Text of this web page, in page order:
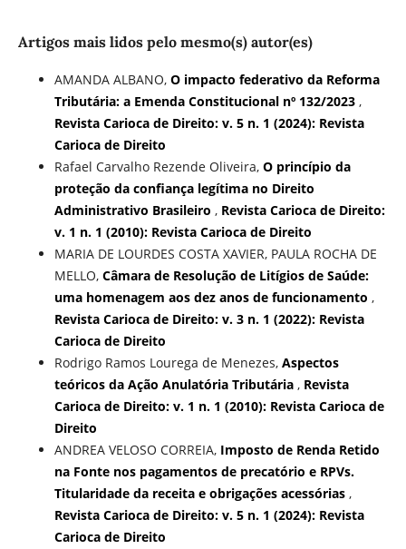
Artigos mais lidos pelo mesmo(s) autor(es)
AMANDA ALBANO, O impacto federativo da Reforma
Tributária: a Emenda Constitucional nº 132/2023 ,
Revista Carioca de Direito: v. 5 n. 1 (2024): Revista
Carioca de Direito
Rafael Carvalho Rezende Oliveira, O princípio da
proteção da confiança legítima no Direito
Administrativo Brasileiro , Revista Carioca de Direito:
v. 1 n. 1 (2010): Revista Carioca de Direito
MARIA DE LOURDES COSTA XAVIER, PAULA ROCHA DE
MELLO, Câmara de Resolução de Litígios de Saúde:
uma homenagem aos dez anos de funcionamento ,
Revista Carioca de Direito: v. 3 n. 1 (2022): Revista
Carioca de Direito
Rodrigo Ramos Lourega de Menezes, Aspectos
teóricos da Ação Anulatória Tributária , Revista
Carioca de Direito: v. 1 n. 1 (2010): Revista Carioca de
Direito
ANDREA VELOSO CORREIA, Imposto de Renda Retido
na Fonte nos pagamentos de precatório e RPVs.
Titularidade da receita e obrigações acessórias ,
Revista Carioca de Direito: v. 5 n. 1 (2024): Revista
Carioca de Direito